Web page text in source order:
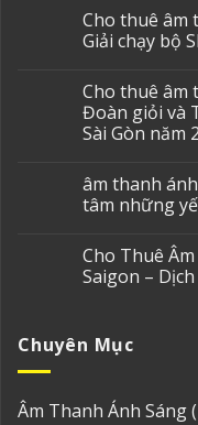
Cho thuê âm
Giải chạy bộ
Cho thuê âm
Đoàn giỏi và
Sài Gòn năm
âm thanh
tâm những
Cho Thuê
Saigon –
Chuyên Mục
Âm Thanh Ánh Sáng